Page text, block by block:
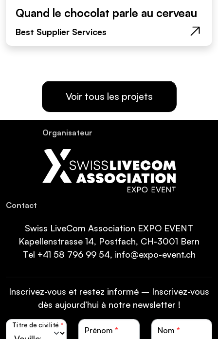
Quand le chocolat parle au cerveau
Best Supplier Services
Voir tous les projets
Organisateur
Contact
Swiss LiveCom Association EXPO EVENT
Kapellenstrasse 14, Postfach, CH-3001 Bern
Tel +41 58 796 99 54, info@expo-event.ch
Inscrivez-vous et restez informé – Inscrivez-vous
dès aujourd’hui à notre newsletter !
Titre de civilité *
Prénom * Nom *